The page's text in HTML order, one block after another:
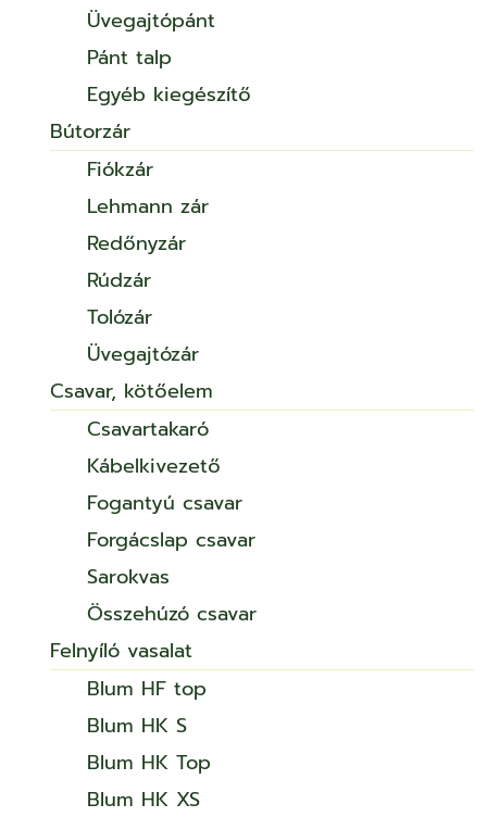
Üvegajtópánt
Pánt talp
Egyéb kiegészítő
Bútorzár
Fiókzár
Lehmann zár
Redőnyzár
Rúdzár
Tolózár
Üvegajtózár
Csavar, kötőelem
Csavartakaró
Kábelkivezető
Fogantyú csavar
Forgácslap csavar
Sarokvas
Összehúzó csavar
Felnyíló vasalat
Blum HF top
Blum HK S
Blum HK Top
Blum HK XS